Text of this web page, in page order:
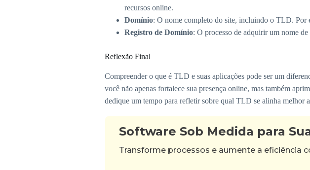
recursos online.
Domínio: O nome completo do site, incluindo o TLD. Por
Registro de Domínio: O processo de adquirir um nome
Reflexão Final
Compreender o que é TLD e suas aplicações pode ser um
você não apenas fortalece sua presença online, mas também
dedique um tempo para refletir sobre qual TLD se alinha melhor
Software Sob Medida para
Transforme processos e aumente a eficiência